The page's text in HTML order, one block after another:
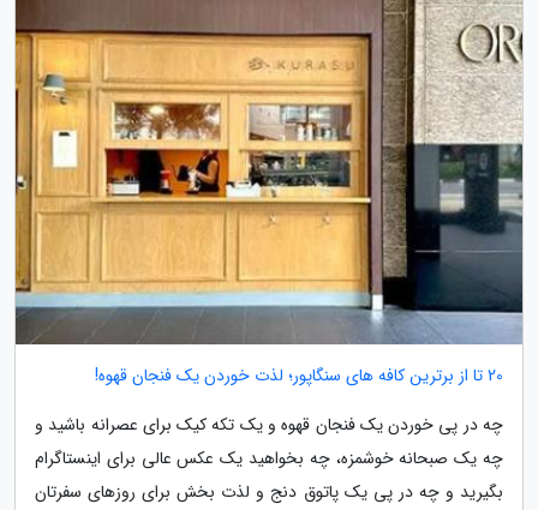
20 تا از برترین کافه های سنگاپور؛ لذت خوردن یک فنجان قهوه!
چه در پی خوردن یک فنجان قهوه و یک تکه کیک برای عصرانه باشید و
چه یک صبحانه خوشمزه، چه بخواهید یک عکس عالی برای اینستاگرام
بگیرید و چه در پی یک پاتوق دنج و لذت بخش برای روزهای سفرتان